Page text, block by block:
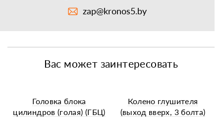
zap@kronos5.by
Вас может заинтересовать
Головка блока
цилиндров (голая) (ГБЦ)
Колено глушителя
(выход вверх, 3 болта)